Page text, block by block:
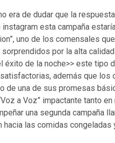
era de dudar que la
esta campaña
uno de los comensales
por la alta
éxito de la noche>> este tipo
además que
de una de sus promesas
a Voz” impactante tanto
una segunda campaña
las comidas